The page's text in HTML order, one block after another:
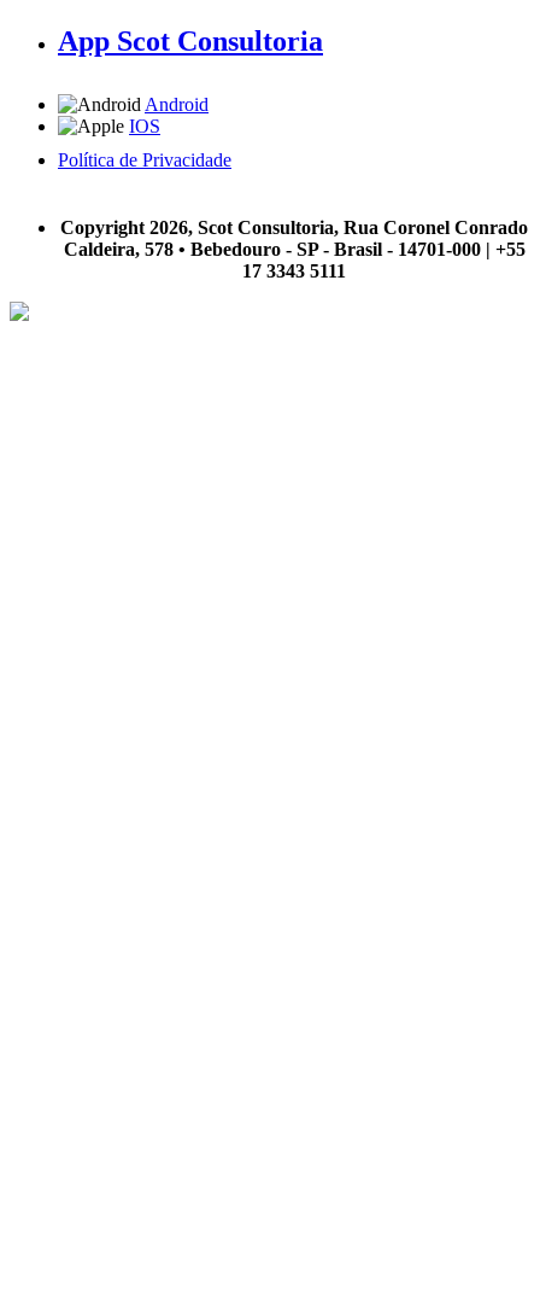
App Scot Consultoria
Android
IOS
Política de Privacidade
Copyright 2026, Scot Consultoria, Rua Coronel Conrado
Caldeira, 578 • Bebedouro - SP - Brasil - 14701-000 | +55
17 3343 5111